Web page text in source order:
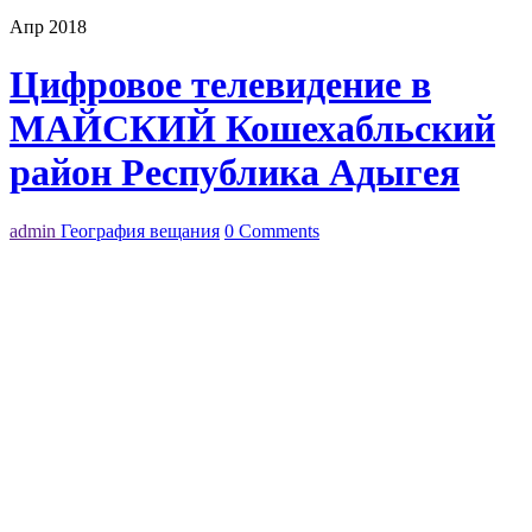
Апр 2018
Цифровое телевидение в
МАЙСКИЙ Кошехабльский
район Республика Адыгея
admin География вещания 0 Comments